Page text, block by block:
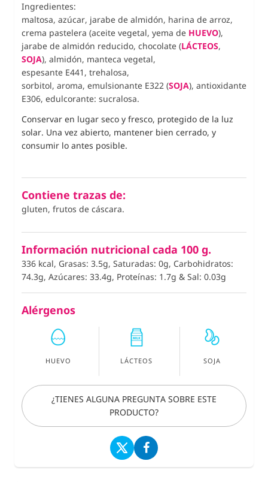
Ingredientes:
maltosa, azúcar, jarabe de almidón, harina de arroz,
crema pastelera (aceite vegetal, yema de HUEVO),
jarabe de almidón reducido, chocolate (LÁCTEOS,
SOJA), almidón, manteca vegetal,
espesante E441, trehalosa,
sorbitol, aroma, emulsionante E322 (SOJA), antioxidante
E306, edulcorante: sucralosa.
Conservar en lugar seco y fresco, protegido de la luz
solar. Una vez abierto, mantener bien cerrado, y
consumir lo antes posible.
Contiene trazas de:
gluten, frutos de cáscara.
Información nutricional cada 100 g.
336 kcal, Grasas: 3.5g, Saturadas: 0g, Carbohidratos:
74.3g, Azúcares: 33.4g, Proteínas: 1.7g & Sal: 0.03g
Alérgenos
HUEVO LÁCTEOS SOJA
¿TIENES ALGUNA PREGUNTA SOBRE ESTE
PRODUCTO?